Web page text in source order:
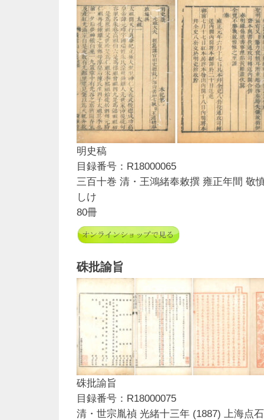
明史稿
目録番号：R18000065
三百十巻 清・王鴻緒奉敕撰 雍正年間 敬
しけ
80冊
硃批諭旨
硃批諭旨
目録番号：R18000075
清・世宗胤禎 光緒十三年 (1887) 上海点